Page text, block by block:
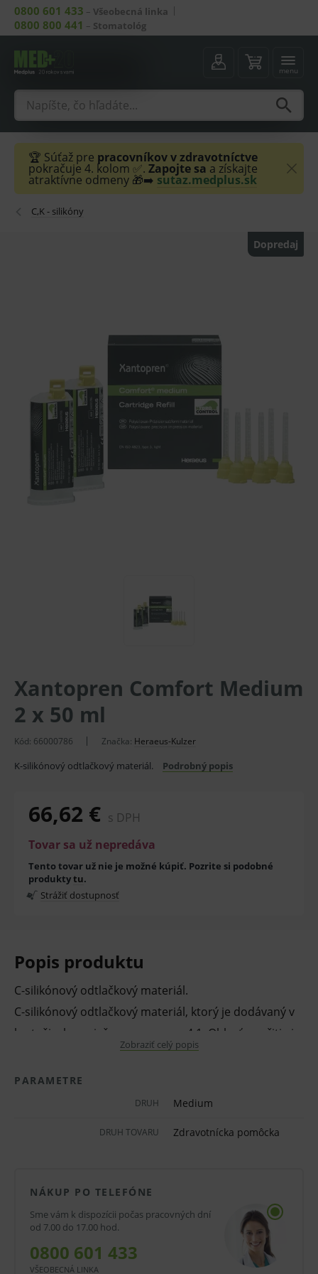
0800 601 433 – Všeobecná linka
0800 800 441 – Stomatológ
menu
🏆 Súťaž pre pracovníkov v zdravotníctve
pokračuje 4. kolom ✅. Zapojte sa a získajte
atraktívne odmeny 🎁➡️ sutaz.medplus.sk
C,K - silikóny
Dopredaj
Xantopren Comfort Medium
2 x 50 ml
Kód: 66000786 Značka: Heraeus-Kulzer
K-silikónový odtlačkový materiál. Podrobný popis
66,62 € s DPH
Tovar sa už nepredáva
Tento tovar už nie je možné kúpiť. Pozrite si podobné
produktytu.
Strážiť dostupnosť
Popis produktu
C-silikónový odtlačkový materiál.
C-silikónový odtlačkový materiál, ktorý je dodávaný v
kartušiach o miešacom pomere 4:1. Oblasť použitia je
rovnaká ako u Xantoprenu pre ručné miešanie, teda
vhodné pre odtlačky metódou dvojitého miešania
alebo metódou dvojitého odtlačkovania v kombinácii
Vyznačuje sa vysokou rozmerovou stálosťou.
odtlačkovania, sendvičovú techniku a pre
kontrolu okrajového uzáveru koruniek a
mostíka.
Zobraziť celý popis
PARAMETRE
DRUH Medium
DRUH TOVARU Zdravotnícka pomôcka
NÁKUP PO TELEFÓNE
Sme vám k dispozícii počas pracovných dní
od 7.00 do 17.00 hod.
0800 601 433
VŠEOBECNÁ LINKA